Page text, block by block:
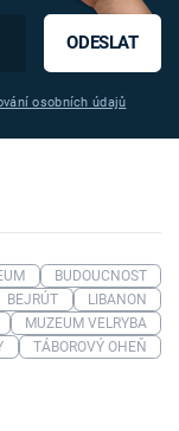
ODESLAT
osobních údajů
BUDOUCNOST
BEJRÚT
LIBANON
MUZEUM VELRYBA
TÁBOROVÝ OHEŇ